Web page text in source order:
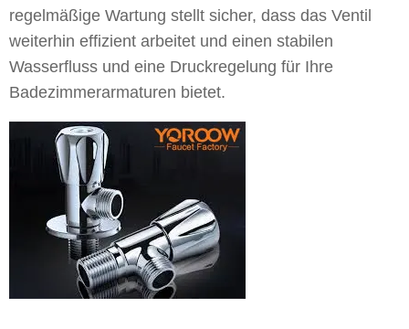
regelmäßige Wartung stellt sicher, dass das Ventil
weiterhin effizient arbeitet und einen stabilen
Wasserfluss und eine Druckregelung für Ihre
Badezimmerarmaturen bietet.